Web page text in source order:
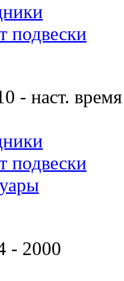
подвески
- наст. время
подвески
- 2000